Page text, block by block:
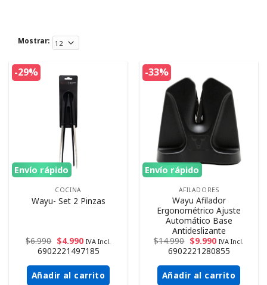
Mostrar:
-29%
Envío rápido
COCINA
Wayu- Set 2 Pinzas
$6.990 $4.990 IVA Incl.
6902221497185
Añadir al carrito
-33%
Envío rápido
AFILADORES
Wayu Afilador
Ergonométrico Ajuste
Automático Base
Antideslizante
$14.990 $9.990 IVA Incl.
6902221280855
Añadir al carrito